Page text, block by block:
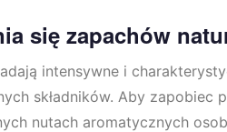
się zapachów
intensywne i
składników. Aby zapobiec
nutach aromatycznych